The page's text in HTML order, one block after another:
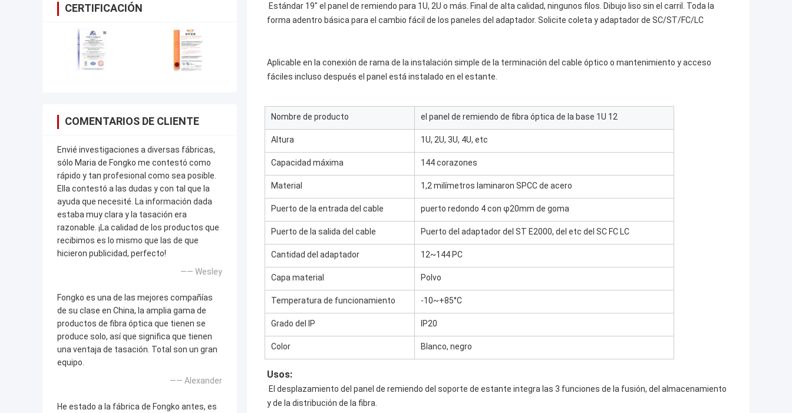
CERTIFICACIÓN
COMENTARIOS DE CLIENTE
Envié investigaciones a diversas fábricas,
sólo Maria de Fongko me contestó como
rápido y tan profesional como sea posible.
Ella contestó a las dudas y con tal que la
ayuda que necesité. La información dada
estaba muy clara y la tasación era
razonable. ¡La calidad de los productos que
recibimos es lo mismo que las de que
hicieron publicidad, perfecto!
—— Wesley
Fongko es una de las mejores compañías
de su clase en China, la amplia gama de
productos de fibra óptica que tienen se
produce solo, así que significa que tienen
una ventaja de tasación. Total son un gran
equipo.
—— Alexander
He estado a la fábrica de Fongko antes, es
Estándar 19" el panel de remiendo para 1U, 2U o más. Final de alta calidad, ningunos filos. Dibujo liso sin el carril. Toda la
forma adentro básica para el cambio fácil de los paneles del adaptador. Solicite coleta y adaptador de SC/ST/FC/LC
Aplicable en la conexión de rama de la instalación simple de la terminación del cable óptico o mantenimiento y acceso
fáciles incluso después el panel está instalado en el estante.
Nombre de producto el panel de remiendo de fibra óptica de la base 1U 12
Altura 1U, 2U, 3U, 4U, etc
Capacidad máxima 144 corazones
Material 1,2 milímetros laminaron SPCC de acero
Puerto de la entrada del cable puerto redondo 4 con φ20mm de goma
Puerto de la salida del cable Puerto del adaptador del ST E2000, del etc del SC FC LC
Cantidad del adaptador 12~144 PC
Capa material Polvo
Temperatura de funcionamiento -10~+85°C
Grado del IP IP20
Color Blanco, negro
Usos:
El desplazamiento del panel de remiendo del soporte de estante integra las 3 funciones de la fusión, del almacenamiento
y de la distribución de la fibra.